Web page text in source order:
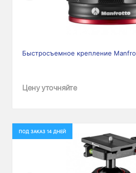
Быстросъемное крепление
Цену уточняйте
ПОД ЗАКАЗ 14 ДНЕЙ